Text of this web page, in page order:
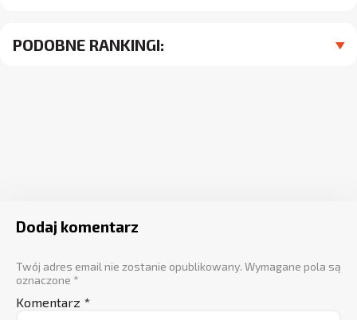
PODOBNE RANKINGI:
Dodaj komentarz
Twój adres email nie zostanie opublikowany. Wymagane pola są
oznaczone *
Komentarz *